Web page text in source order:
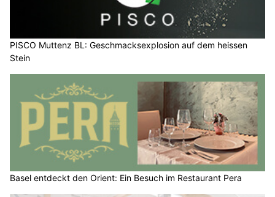
PISCO Muttenz BL: Geschmacksexplosion auf dem heissen
Stein
Basel entdeckt den Orient: Ein Besuch im Restaurant Pera